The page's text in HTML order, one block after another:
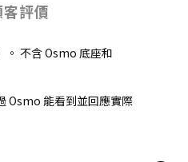
客評價
。 不含 Osmo 底座和
Osmo 能看到並回應實際